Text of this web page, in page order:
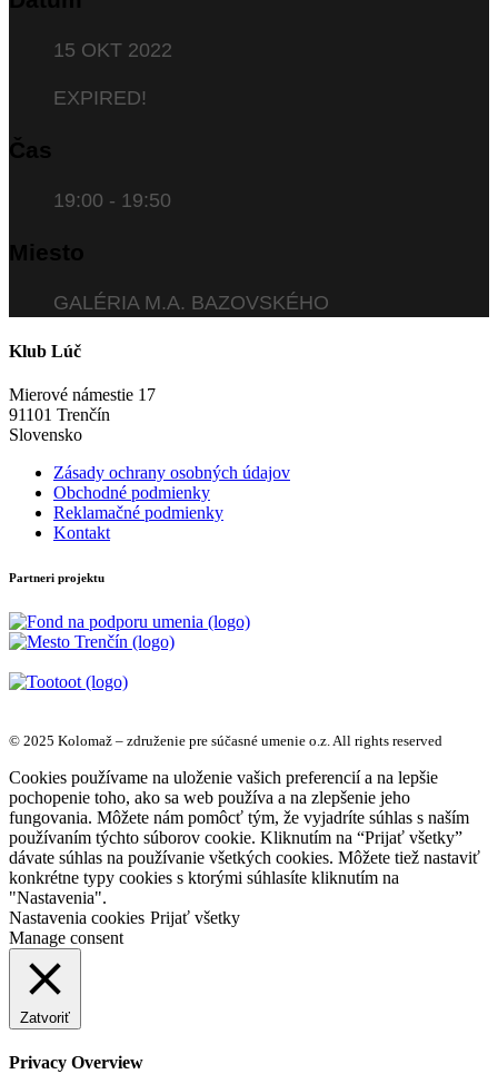
15 OKT 2022
EXPIRED!
Čas
19:00 - 19:50
Miesto
GALÉRIA M.A. BAZOVSKÉHO
Klub Lúč
Mierové námestie 17
91101 Trenčín
Slovensko
Zásady ochrany osobných údajov
Obchodné podmienky
Reklamačné podmienky
Kontakt
Partneri projektu
© 2025 Kolomaž – združenie pre súčasné umenie o.z. All rights reserved
Cookies používame na uloženie vašich preferencií a na lepšie
pochopenie toho, ako sa web používa a na zlepšenie jeho
fungovania. Môžete nám pomôcť tým, že vyjadríte súhlas s naším
používaním týchto súborov cookie. Kliknutím na “Prijať všetky”
dávate súhlas na používanie všetkých cookies. Môžete tiež nastaviť
konkrétne typy cookies s ktorými súhlasíte kliknutím na
"Nastavenia".
Nastavenia cookies Prijať všetky
Manage consent
Zatvoriť
Privacy Overview